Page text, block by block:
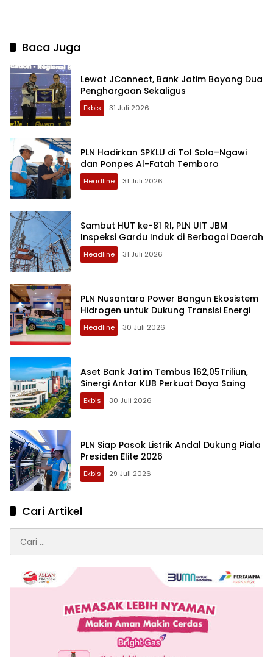
Baca Juga
Lewat JConnect, Bank Jatim Boyong Dua
Penghargaan Sekaligus
Ekbis 31 Juli 2026
PLN Hadirkan SPKLU di Tol Solo–Ngawi
dan Ponpes Al-Fatah Temboro
Headline 31 Juli 2026
Sambut HUT ke-81 RI, PLN UIT JBM
Inspeksi Gardu Induk di Berbagai Daerah
Headline 31 Juli 2026
PLN Nusantara Power Bangun Ekosistem
Hidrogen untuk Dukung Transisi Energi
Headline 30 Juli 2026
Aset Bank Jatim Tembus 162,05Triliun,
Sinergi Antar KUB Perkuat Daya Saing
Ekbis 30 Juli 2026
PLN Siap Pasok Listrik Andal Dukung Piala
Presiden Elite 2026
Ekbis 29 Juli 2026
Cari Artikel
untuk: